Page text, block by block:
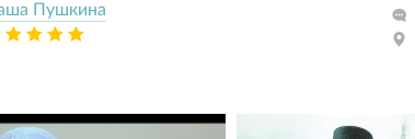
Пушкина